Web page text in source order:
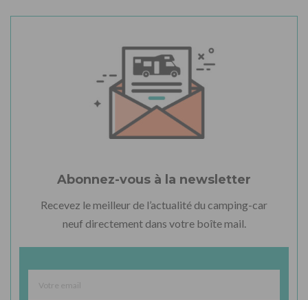
Abonnez-vous à la newsletter
Recevez le meilleur de l’actualité du camping-car
neuf directement dans votre boîte mail.